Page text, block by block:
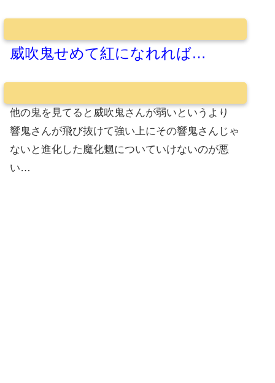
威吹鬼せめて紅になれれば…
他の鬼を見てると威吹鬼さんが弱いというより
響鬼さんが飛び抜けて強い上にその響鬼さんじゃ
ないと進化した魔化魍についていけないのが悪
い…